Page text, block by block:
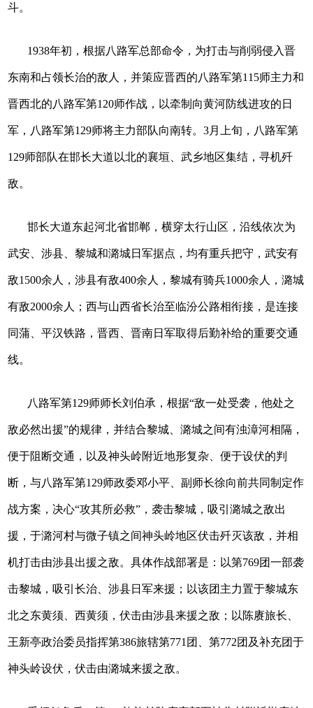
斗。
1938年初，根据八路军总部命令，为打击与削弱侵入晋
东南和占领长治的敌人，并策应晋西的八路军第115师主力和
晋西北的八路军第120师作战，以牵制向黄河防线进攻的日
军，八路军第129师将主力部队向南转。3月上旬，八路军第
129师部队在邯长大道以北的襄垣、武乡地区集结，寻机歼
敌。
邯长大道东起河北省邯郸，横穿太行山区，沿线依次为
武安、涉县、黎城和潞城日军据点，均有重兵把守，武安有
敌1500余人，涉县有敌400余人，黎城有骑兵1000余人，潞城
有敌2000余人；西与山西省长治至临汾公路相衔接，是连接
同蒲、平汉铁路，晋西、晋南日军取得后勤补给的重要交通
线。
八路军第129师师长刘伯承，根据“敌一处受袭，他处之
敌必然出援”的规律，并结合黎城、潞城之间有浊漳河相隔，
便于阻断交通，以及神头岭附近地形复杂、便于设伏的判
断，与八路军第129师政委邓小平、副师长徐向前共同制定作
战方案，决心“攻其所必救”，袭击黎城，吸引潞城之敌出
援，于潞河村与微子镇之间神头岭地区伏击歼灭该敌，并相
机打击由涉县出援之敌。具体作战部署是：以第769团一部袭
击黎城，吸引长治、涉县日军来援；以该团主力置于黎城东
北之东黄须、西黄须，伏击由涉县来援之敌；以陈赓旅长、
王新亭政治委员指挥第386旅辖第771团、第772团及补充团于
神头岭设伏，伏击由潞城来援之敌。